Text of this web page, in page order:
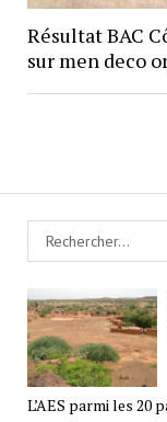
Résultat BAC
sur men deco
L’AES parmi les 20